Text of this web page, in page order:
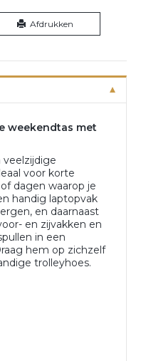
Afdrukken
weekendtas met
veelzijdige
voor korte
dagen waarop je
handig laptopvak
en daarnaast
en zijvakken en
in een
hem op zichzelf
trolleyhoes.